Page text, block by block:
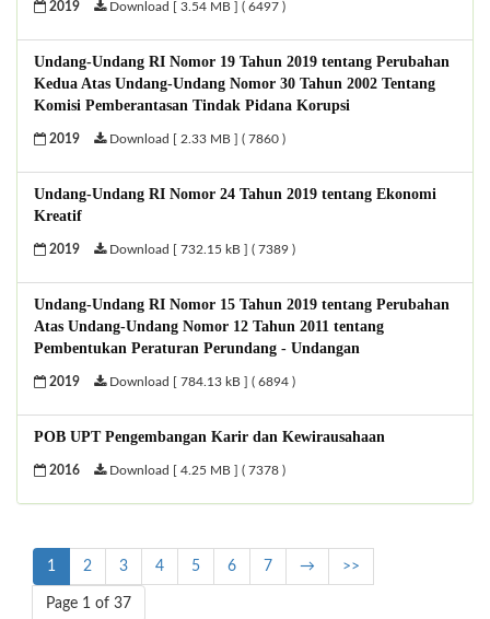
2019 Download [ 3.54 MB ] ( 6497 )
Undang-Undang RI Nomor 19 Tahun 2019 tentang Perubahan
Kedua Atas Undang-Undang Nomor 30 Tahun 2002 Tentang
Komisi Pemberantasan Tindak Pidana Korupsi
2019 Download [ 2.33 MB ] ( 7860 )
Undang-Undang RI Nomor 24 Tahun 2019 tentang Ekonomi
Kreatif
2019 Download [ 732.15 kB ] ( 7389 )
Undang-Undang RI Nomor 15 Tahun 2019 tentang Perubahan
Atas Undang-Undang Nomor 12 Tahun 2011 tentang
Pembentukan Peraturan Perundang - Undangan
2019 Download [ 784.13 kB ] ( 6894 )
POB UPT Pengembangan Karir dan Kewirausahaan
2016 Download [ 4.25 MB ] ( 7378 )
1 2 3 4 5 6 7 → >>
Page 1 of 37